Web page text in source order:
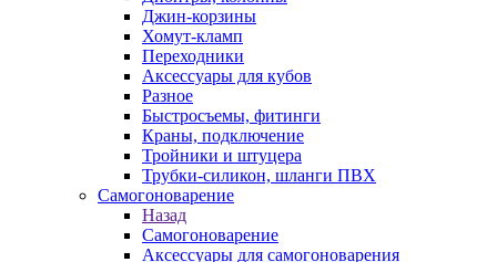
Джин-корзины
Хомут-кламп
Переходники
Аксессуары для кубов
Разное
Быстросъемы, фитинги
Краны, подключение
Тройники и штуцера
Трубки-силикон, шланги ПВХ
Самогоноварение
Назад
Самогоноварение
Аксессуары для самогоноварения